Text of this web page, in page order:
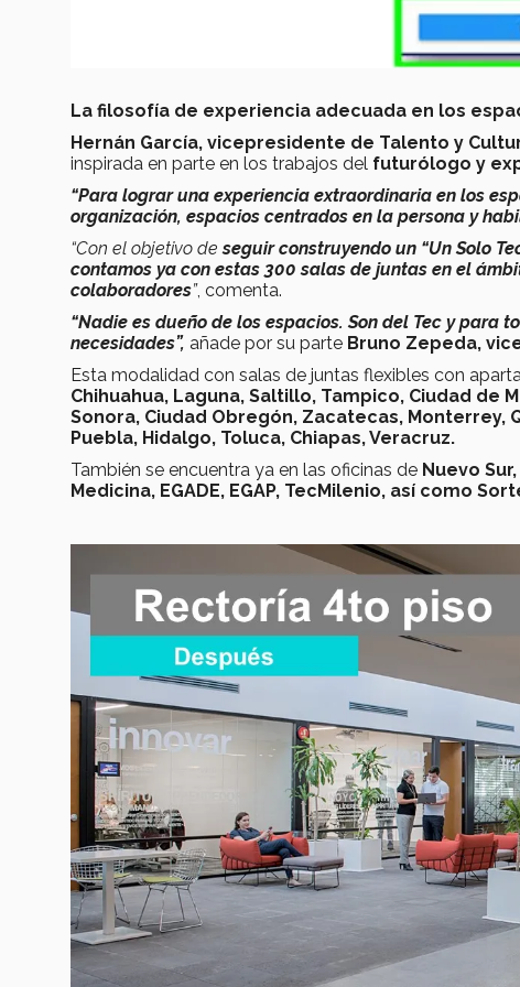
La filosofía de experiencia adecuada en los
Hernán García, vicepresidente de Talento y
inspirada en parte en los trabajos del futurólogo y
“Para lograr una experiencia extraordinaria en los
organización, espacios centrados en la persona y
“Con el objetivo deseguir construyendo un “Un Solo
contamos ya con estas 300 salas de juntas en el
colaboradores”, comenta.
“Nadie es dueño de los espacios. Son del Tec y para
necesidades”, añade por su parte Bruno Zepeda,
Esta modalidad con salas de juntas flexibles con
Chihuahua, Laguna, Saltillo, Tampico, Ciudad de
Sonora, Ciudad Obregón, Zacatecas, Monterrey,
Puebla, Hidalgo, Toluca, Chiapas, Veracruz.
También se encuentra ya en las oficinas de Nuevo
Medicina, EGADE, EGAP, TecMilenio, así como